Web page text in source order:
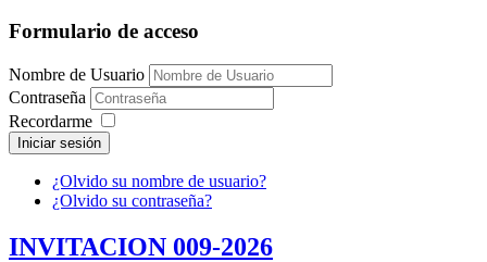
Formulario de acceso
Nombre de Usuario
Contraseña
Recordarme
Iniciar sesión
¿Olvido su nombre de usuario?
¿Olvido su contraseña?
INVITACION 009-2026